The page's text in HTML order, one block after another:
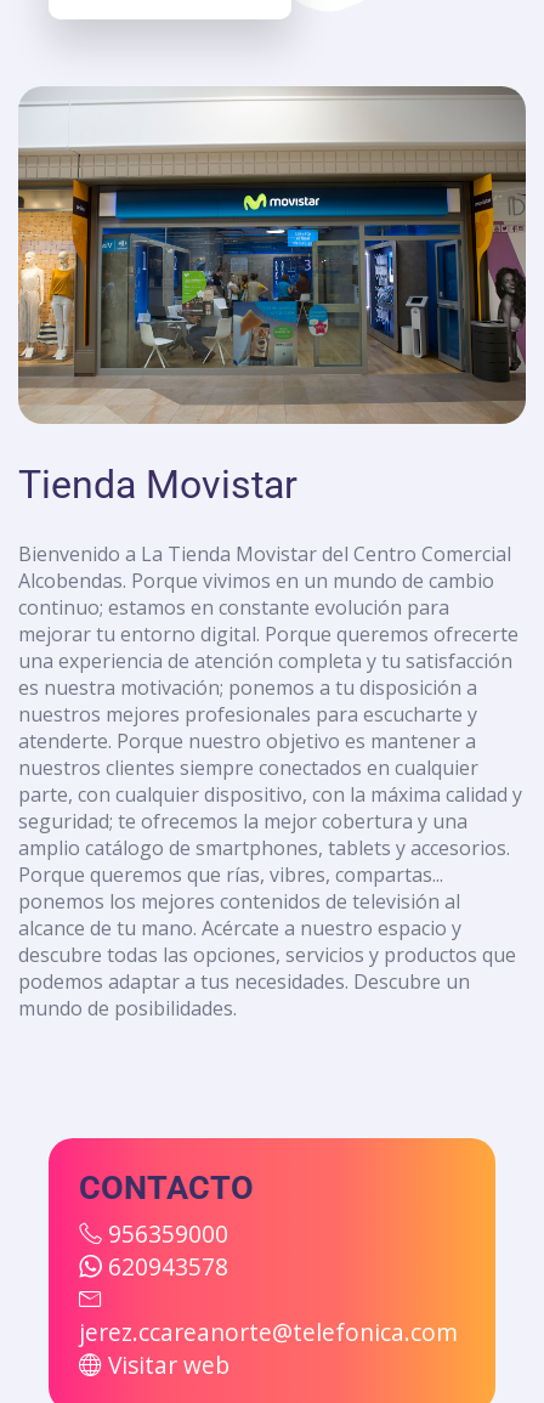
Tienda Movistar
Bienvenido a La Tienda Movistar del Centro Comercial
Alcobendas. Porque vivimos en un mundo de cambio
continuo; estamos en constante evolución para
mejorar tu entorno digital. Porque queremos ofrecerte
una experiencia de atención completa y tu satisfacción
es nuestra motivación; ponemos a tu disposición a
nuestros mejores profesionales para escucharte y
atenderte. Porque nuestro objetivo es mantener a
nuestros clientes siempre conectados en cualquier
parte, con cualquier dispositivo, con la máxima calidad y
seguridad; te ofrecemos la mejor cobertura y una
amplio catálogo de smartphones, tablets y accesorios.
Porque queremos que rías, vibres, compartas...
ponemos los mejores contenidos de televisión al
alcance de tu mano. Acércate a nuestro espacio y
descubre todas las opciones, servicios y productos que
podemos adaptar a tus necesidades. Descubre un
mundo de posibilidades.
CONTACTO
956359000
620943578
jerez.ccareanorte@telefonica.com
Visitar web